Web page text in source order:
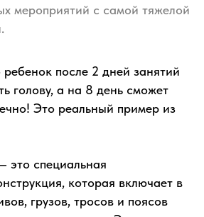
мероприятий с самой тяжелой
после 2 дней занятий
голову, а на 8 день сможет
Это реальный пример из
это специальная
которая включает в
грузов, тросов и поясов